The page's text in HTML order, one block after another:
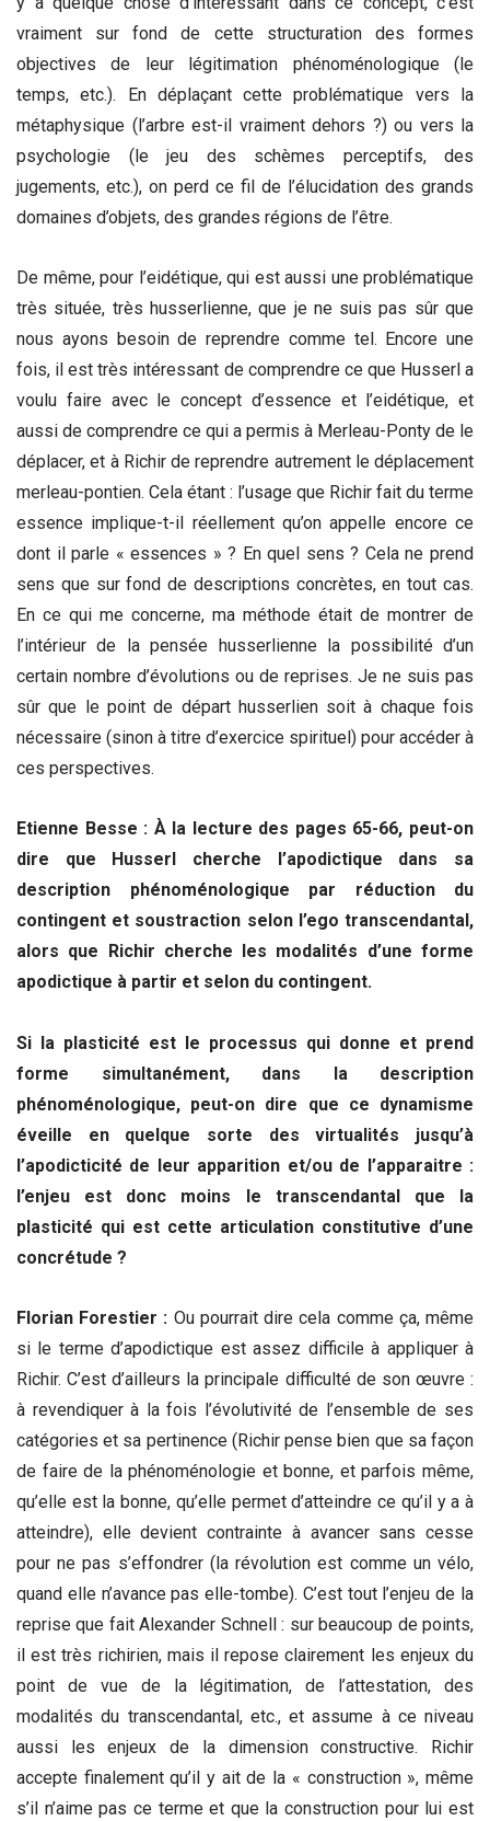
vraiment sur fond de cette structuration des formes
objectives de leur légitimation phénoménologique (le
temps, etc.). En déplaçant cette problématique vers la
métaphysique (l’arbre est-il vraiment dehors ?) ou vers la
psychologie (le jeu des schèmes perceptifs, des
jugements, etc.), on perd ce fil de l’élucidation des grands
domaines d’objets, des grandes régions de l’être.
De même, pour l’eidétique, qui est aussi une problématique
très située, très husserlienne, que je ne suis pas sûr que
nous ayons besoin de reprendre comme tel. Encore une
fois, il est très intéressant de comprendre ce que Husserl a
voulu faire avec le concept d’essence et l’eidétique, et
aussi de comprendre ce qui a permis à Merleau-Ponty de le
déplacer, et à Richir de reprendre autrement le déplacement
merleau-pontien. Cela étant : l’usage que Richir fait du terme
essence implique-t-il réellement qu’on appelle encore ce
dont il parle « essences » ? En quel sens ? Cela ne prend
sens que sur fond de descriptions concrètes, en tout cas.
En ce qui me concerne, ma méthode était de montrer de
l’intérieur de la pensée husserlienne la possibilité d’un
certain nombre d’évolutions ou de reprises. Je ne suis pas
sûr que le point de départ husserlien soit à chaque fois
nécessaire (sinon à titre d’exercice spirituel) pour accéder à
ces perspectives.
Etienne Besse : À la lecture des pages 65-66, peut-on
dire que Husserl cherche l’apodictique dans sa
description phénoménologique par réduction du
contingent et soustraction selon l’ego transcendantal,
alors que Richir cherche les modalités d’une forme
apodictique à partir et selon du contingent.
Si la plasticité est le processus qui donne et prend
forme simultanément, dans la description
phénoménologique, peut-on dire que ce dynamisme
éveille en quelque sorte des virtualités jusqu’à
l’apodicticité de leur apparition et/ou de l’apparaitre :
l’enjeu est donc moins le transcendantal que la
plasticité qui est cette articulation constitutive d’une
concrétude ?
Florian Forestier : Ou pourrait dire cela comme ça, même
si le terme d’apodictique est assez difficile à appliquer à
Richir. C’est d’ailleurs la principale difficulté de son œuvre :
à revendiquer à la fois l’évolutivité de l’ensemble de ses
catégories et sa pertinence (Richir pense bien que sa façon
de faire de la phénoménologie et bonne, et parfois même,
qu’elle est la bonne, qu’elle permet d’atteindre ce qu’il y a à
atteindre), elle devient contrainte à avancer sans cesse
pour ne pas s’effondrer (la révolution est comme un vélo,
quand elle n’avance pas elle-tombe). C’est tout l’enjeu de la
reprise que fait Alexander Schnell : sur beaucoup de points,
il est très richirien, mais il repose clairement les enjeux du
point de vue de la légitimation, de l’attestation, des
modalités du transcendantal, etc., et assume à ce niveau
aussi les enjeux de la dimension constructive. Richir
accepte finalement qu’il y ait de la « construction », même
s’il n’aime pas ce terme et que la construction pour lui est